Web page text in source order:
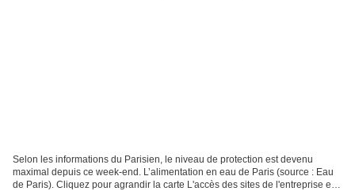
Selon les informations du Parisien, le niveau de protection est devenu
maximal depuis ce week-end. L’alimentation en eau de Paris (source : Eau
de Paris). Cliquez pour agrandir la carte L'accès des sites de l'entreprise est